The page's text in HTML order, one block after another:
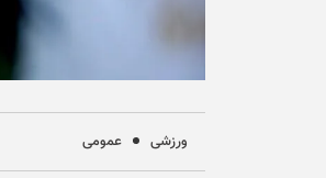
ورزشی عمومی